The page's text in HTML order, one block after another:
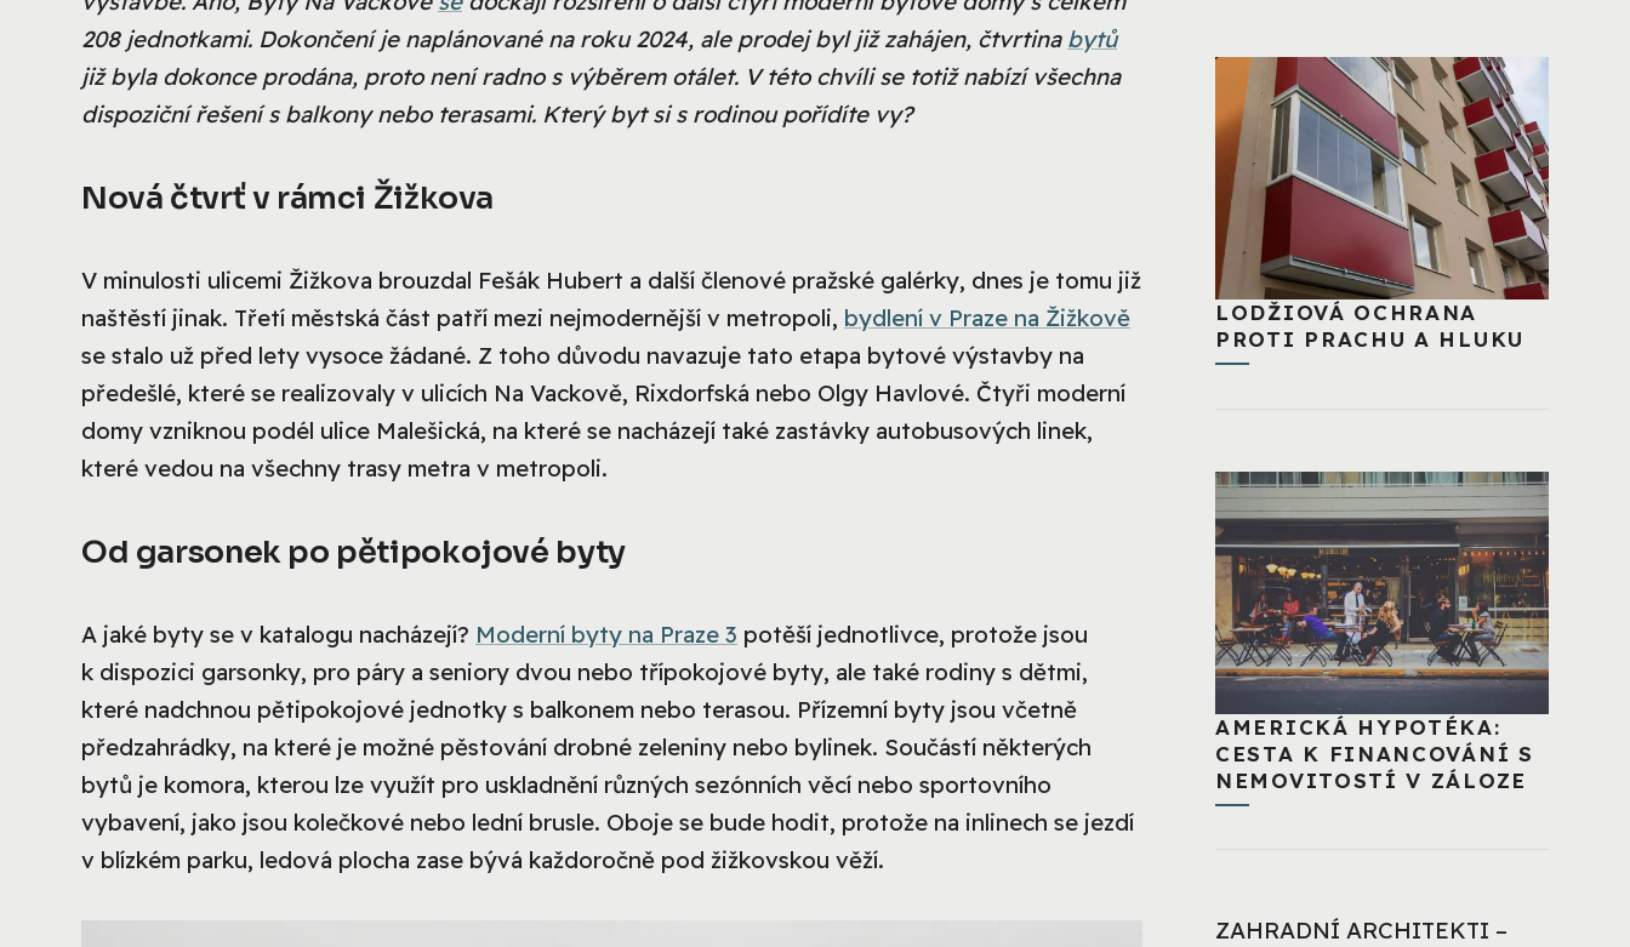
208 jednotkami. Dokončení je naplánované na roku 2024, ale prodej byl již zahájen, čtvrtina bytů
již byla dokonce prodána, proto není radno s výběrem otálet. V této chvíli se totiž nabízí všechna
dispoziční řešení s balkony nebo terasami. Který byt si s rodinou pořídíte vy?
Nová čtvrť v rámci Žižkova
V minulosti ulicemi Žižkova brouzdal Fešák Hubert a další členové pražské galérky, dnes je tomu již
naštěstí jinak. Třetí městská část patří mezi nejmodernější v metropoli, bydlení v Praze na Žižkově
se stalo už před lety vysoce žádané. Z toho důvodu navazuje tato etapa bytové výstavby na
předešlé, které se realizovaly v ulicích Na Vackově, Rixdorfská nebo Olgy Havlové. Čtyři moderní
domy vzniknou podél ulice Malešická, na které se nacházejí také zastávky autobusových linek,
které vedou na všechny trasy metra v metropoli.
Od garsonek po pětipokojové byty
A jaké byty se v katalogu nacházejí? Moderní byty na Praze 3 potěší jednotlivce, protože jsou
k dispozici garsonky, pro páry a seniory dvou nebo třípokojové byty, ale také rodiny s dětmi,
které nadchnou pětipokojové jednotky s balkonem nebo terasou. Přízemní byty jsou včetně
předzahrádky, na které je možné pěstování drobné zeleniny nebo bylinek. Součástí některých
bytů je komora, kterou lze využít pro uskladnění různých sezónních věcí nebo sportovního
vybavení, jako jsou kolečkové nebo lední brusle. Oboje se bude hodit, protože na inlinech se jezdí
v blízkém parku, ledová plocha zase bývá každoročně pod žižkovskou věží.
LODŽIOVÁ OCHRANA
PROTI PRACHU A HLUKU
AMERICKÁ HYPOTÉKA:
CESTA K FINANCOVÁNÍ S
NEMOVITOSTÍ V ZÁLOZE
ZAHRADNÍ ARCHITEKTI –